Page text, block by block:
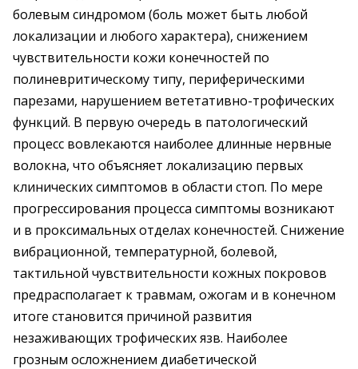
болевым синдромом (боль может быть любой
локализации и любого характера), снижением
чувствительности кожи конечностей по
полиневритическому типу, периферическими
парезами, нарушением вететативно-трофических
функций. В первую очередь в патологический
процесс вовлекаются наиболее длинные нервные
волокна, что объясняет локализацию первых
клинических симптомов в области стоп. По мере
прогрессирования процесса симптомы возникают
и в проксимальных отделах конечностей. Снижение
вибрационной, температурной, болевой,
тактильной чувствительности кожных покровов
предрасполагает к травмам, ожогам и в конечном
итоге становится причиной развития
незаживающих трофических язв. Наиболее
грозным осложнением диабетической